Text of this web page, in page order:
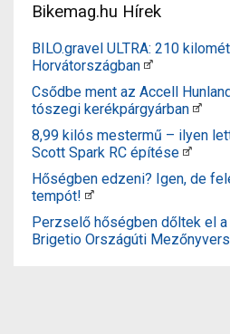
Bikemag.hu Hírek
BILO.gravel ULTRA: 210
Horvátországban
Csődbe ment az Accell
tószegi kerékpárgyárban
8,99 kilós mestermű – ilyen
Scott Spark RC építése
Hőségben edzeni? Igen, de
tempót!
Perzselő hőségben dőltek el
Brigetio Országúti